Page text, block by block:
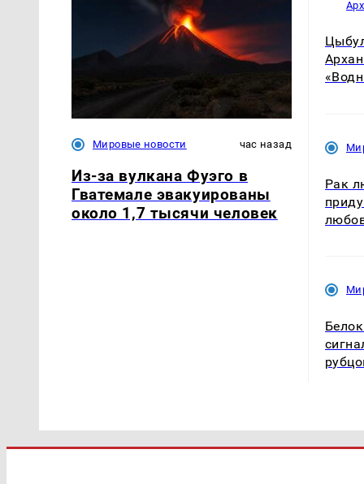
Мировые новости час назад
Из-за вулкана Фуэго в
Гватемале эвакуированы
около 1,7 тысячи человек
Рак